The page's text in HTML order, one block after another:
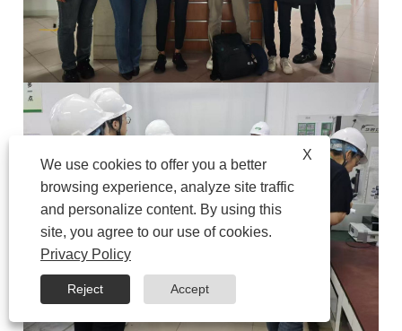
X
We use cookies to offer you a better
browsing experience, analyze site traffic
and personalize content. By using this
site, you agree to our use of cookies.
Privacy Policy
Reject Accept